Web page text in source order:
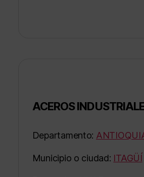
ACEROS
Departamento:
Municipio o ciudad: ITAGÜÍ